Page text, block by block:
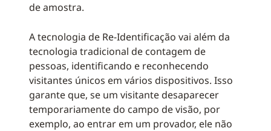
de amostra.
A tecnologia de Re-Identificação vai além da
tecnologia tradicional de contagem de
pessoas, identificando e reconhecendo
visitantes únicos em vários dispositivos. Isso
garante que, se um visitante desaparecer
temporariamente do campo de visão, por
exemplo, ao entrar em um provador, ele não